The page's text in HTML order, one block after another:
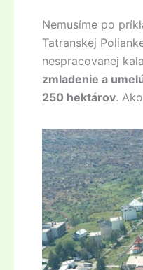
Nemusíme po
Tatranskej
nespracovanej
zmladenie a
250 hektárov.